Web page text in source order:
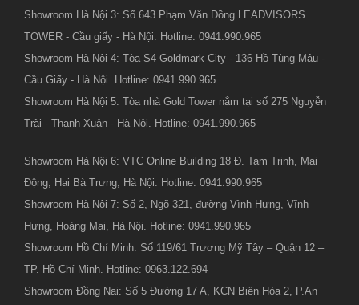
Showroom Hà Nội 3: Số 643 Phạm Văn Đồng LEADVISORS
TOWER - Cầu giấy - Hà Nội. Hotline: 0941.990.965
Showroom Hà Nội 4: Tòa S4 Goldmark City - 136 Hồ Tùng Mậu -
Cầu Giấy - Hà Nội. Hotline: 0941.990.965
Showroom Hà Nội 5: Tòa nhà Gold Tower nằm tại số 275 Nguyễn
Trãi - Thanh Xuân - Hà Nội. Hotline: 0941.990.965
Showroom Hà Nội 6: VTC Online Building 18 Đ. Tam Trinh, Mai
Động, Hai Bà Trưng, Hà Nội. Hotline: 0941.990.965
Showroom Hà Nội 7: Số 2, Ngõ 321, đường Vĩnh Hưng, Vĩnh
Hưng, Hoàng Mai, Hà Nội. Hotline: 0941.990.965
Showroom Hồ Chí Minh: Số 119/61 Trương Mỹ Tây – Quận 12 –
TP. Hồ Chí Minh. Hotline: 0963.122.694
Showroom Đồng Nai: Số 5 Đường 17 A, KCN Biên Hòa 2, P.An